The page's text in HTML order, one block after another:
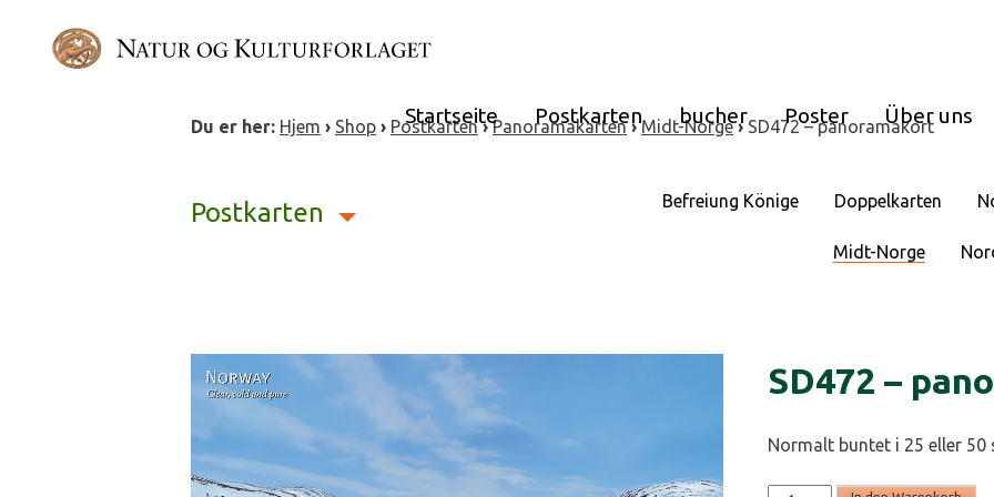
content
Startseite Postkarten bucher Poster Über uns
Du er her: Hjem › Shop › Postkarten›Panoramakarten›Midt-Norge› SD472 – panoramakort
Postkarten Befreiung Könige Doppelkarten
Midt-Norge
SD472 –
Normalt buntet i 25 eller 50